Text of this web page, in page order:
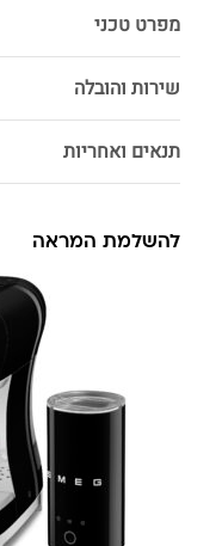
מפרט טכני
שירות והובלה
תנאים ואחריות
להשלמת המראה